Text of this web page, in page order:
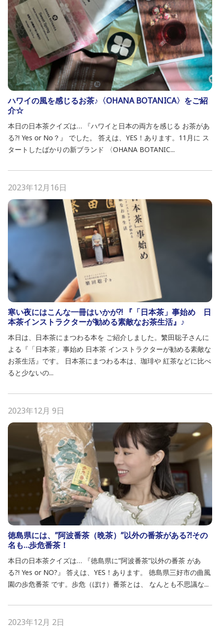
ハワイの風を感じるお茶♪〈OHANA BOTANICA〉をご紹
介☆
本日の日本茶クイズは… 『ハワイと日本の両方を感じる お茶があ
る?! Yes or No？』 でした。 答えは、YES！あります。11月に ス
タートしたばかりの新ブランド 〈OHANA BOTANIC...
2023年12月16日
寒い夜にはこんな一冊はいかが?! 『「日本茶」事始め 日
本茶インストラクターが勧める素敵なお茶生活』♪
本日は、日本茶にまつわる本を ご紹介しました。繁田聡子さんに
よる『「日本茶」事始め 日本茶 インストラクターが勧める素敵な
お茶生活』です。 日本茶にまつわる本は、珈琲や 紅茶などに比べ
ると少ないの...
2023年12月 9日
徳島県には、”阿波番茶（晩茶）”以外の番茶がある⁈その
名も…歩危番茶！
本日の日本茶クイズは… 『徳島県に”阿波番茶”以外の番茶 があ
る?! Yes or NO?』 答えは、YES！あります。 徳島県三好市の曲風
園の歩危番茶 です。歩危（ぼけ）番茶とは、 なんとも不思議な...
2023年12月 2日